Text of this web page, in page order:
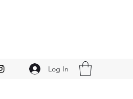
Log In